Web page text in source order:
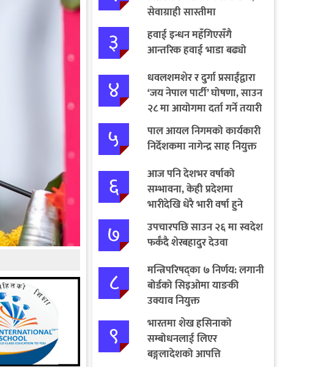
सेवाग्राही सास्तीमा
३
हवाई इन्धन महँगिएसँगै
आन्तरिक हवाई भाडा बढ्यो
४
धवलशमशेर र दुर्गा प्रसाईंद्वारा
‘जय नेपाल पार्टी’ घोषणा, साउन
२८ मा आयोगमा दर्ता गर्ने तयारी
५
पाल आयल निगमको कार्यकारी
निर्देशकमा नागेन्द्र साह नियुक्त
६
आज पनि देशभर वर्षाको
सम्भावना, केही प्रदेशमा
भारीदेखि धेरै भारी वर्षा हुने
चेतावनी
७
उपचारपछि साउन २६ मा स्वदेश
फर्कँदै शेरबहादुर देउवा
८
मन्त्रिपरिषद्का ७ निर्णय: लगानी
बोर्डको सिइओमा याङकी
उक्याव नियुक्त
९
भारतमा शेख हसिनाको
सम्बोधनलाई लिएर
बङ्गलादेशको आपत्ति